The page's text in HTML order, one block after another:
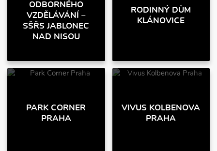
ODBORNÉHO
VZDĚLÁVÁNÍ –
SŠŘS JABLONEC
NAD NISOU
RODINNÝ DŮM
KLÁNOVICE
PARK CORNER
PRAHA
VIVUS KOLBENOVA
PRAHA